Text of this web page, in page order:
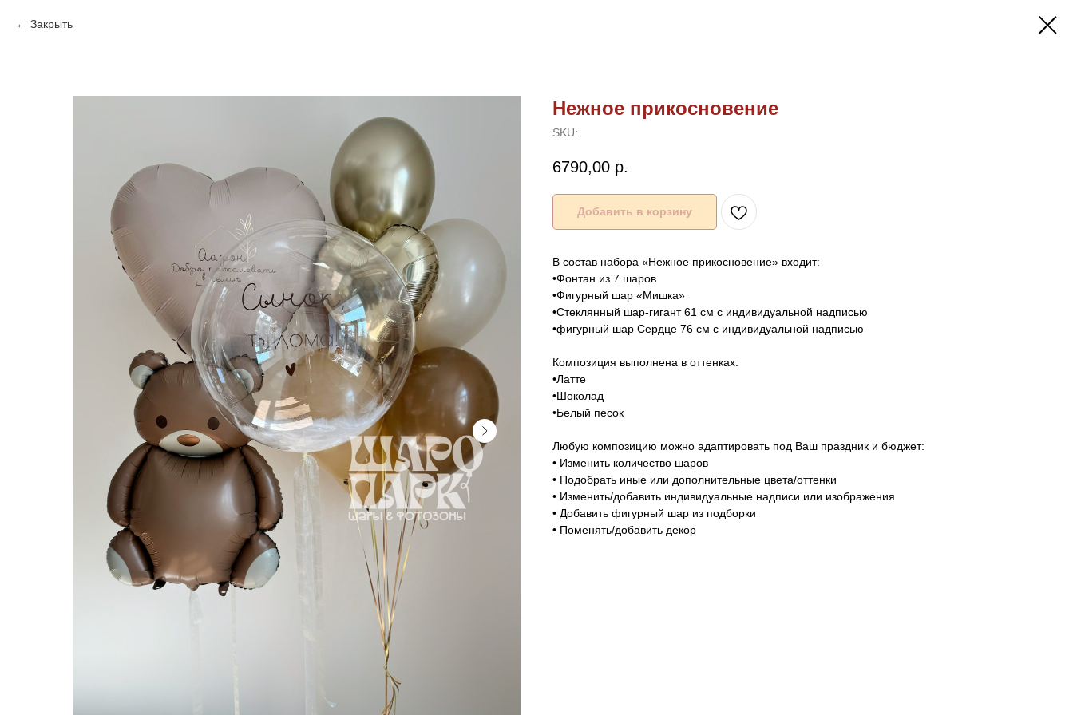
Закрыть
Нежное прикосновение
SKU:
6790,00 р.
Добавить в корзину
В состав набора «Нежное прикосновение» входит:
•Фонтан из 7 шаров
•Фигурный шар «Мишка»
•Стеклянный шар-гигант 61 см с индивидуальной надписью
•фигурный шар Сердце 76 см с индивидуальной надписью
Композиция выполнена в оттенках:
•Латте
•Шоколад
•Белый песок
Любую композицию можно адаптировать под Ваш праздник и бюджет:
• Изменить количество шаров
• Подобрать иные или дополнительные цвета/оттенки
• Изменить/добавить индивидуальные надписи или изображения
• Добавить фигурный шар из подборки
• Поменять/добавить декор